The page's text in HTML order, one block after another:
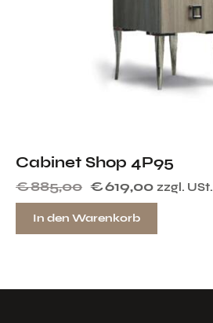
Cabinet Shop 4P95
€885,00 €619,00 zzgl. USt.
In den Warenkorb